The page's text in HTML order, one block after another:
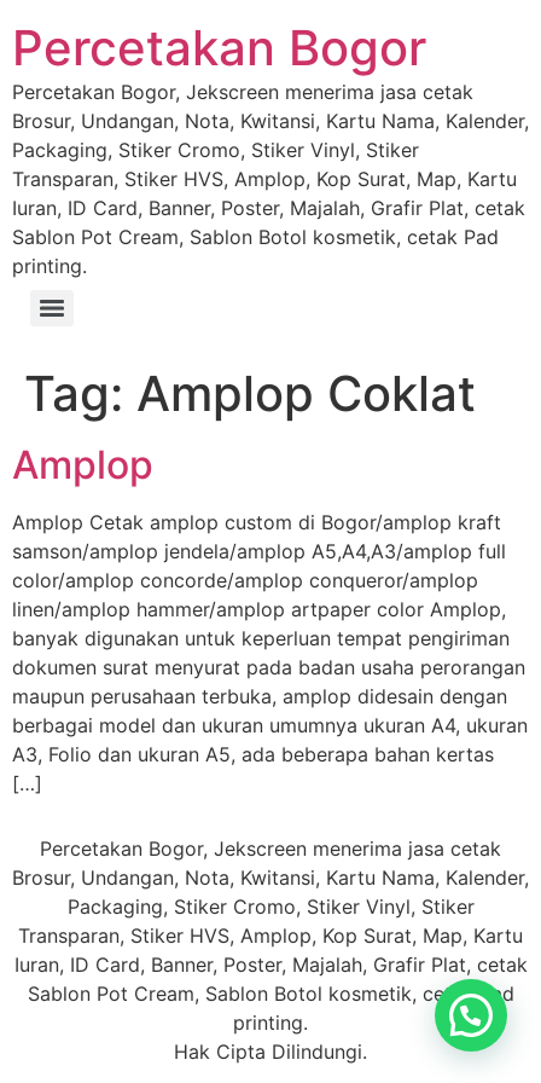
Percetakan Bogor
Percetakan Bogor, Jekscreen menerima jasa cetak
Brosur, Undangan, Nota, Kwitansi, Kartu Nama, Kalender,
Packaging, Stiker Cromo, Stiker Vinyl, Stiker
Transparan, Stiker HVS, Amplop, Kop Surat, Map, Kartu
Iuran, ID Card, Banner, Poster, Majalah, Grafir Plat, cetak
Sablon Pot Cream, Sablon Botol kosmetik, cetak Pad
printing.
Tag: Amplop Coklat
Amplop
Amplop Cetak amplop custom di Bogor/amplop kraft
samson/amplop jendela/amplop A5,A4,A3/amplop full
color/amplop concorde/amplop conqueror/amplop
linen/amplop hammer/amplop artpaper color Amplop,
banyak digunakan untuk keperluan tempat pengiriman
dokumen surat menyurat pada badan usaha perorangan
maupun perusahaan terbuka, amplop didesain dengan
berbagai model dan ukuran umumnya ukuran A4, ukuran
A3, Folio dan ukuran A5, ada beberapa bahan kertas
[…]
Percetakan Bogor, Jekscreen menerima jasa cetak
Brosur, Undangan, Nota, Kwitansi, Kartu Nama, Kalender,
Packaging, Stiker Cromo, Stiker Vinyl, Stiker
Transparan, Stiker HVS, Amplop, Kop Surat, Map, Kartu
Iuran, ID Card, Banner, Poster, Majalah, Grafir Plat, cetak
Sablon Pot Cream, Sablon Botol kosmetik, cetak Pad
printing.
Hak Cipta Dilindungi.